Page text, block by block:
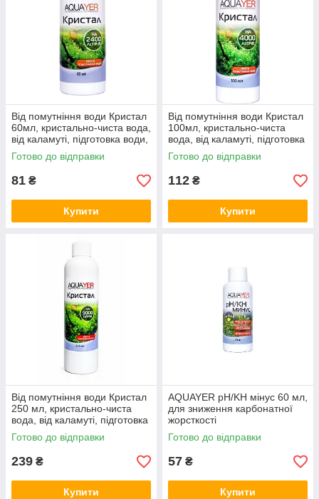
Від помутніння води Кристал
60мл, кристально-чиста вода,
від каламуті, підготовка води,
AQUAYER
Готово до відправки
81 ₴
Купити
Від помутніння води Кристал
100мл, кристально-чиста
вода, від каламуті, підготовка
води, AQUAYER
Готово до відправки
112 ₴
Купити
Від помутніння води Кристал
250 мл, кристально-чиста
вода, від каламуті, підготовка
води, AQUAYER
Готово до відправки
239 ₴
Купити
AQUAYER pH/KH мінус 60 мл,
для зниження карбонатної
жорсткості
Готово до відправки
57 ₴
Купити